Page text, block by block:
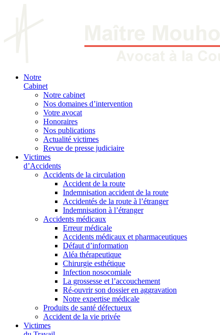
Notre
Cabinet
Notre cabinet
Nos domaines d’intervention
Votre avocat
Honoraires
Nos publications
Actualité victimes
Revue de presse judiciaire
Victimes
d’Accidents
Accidents de la circulation
Accident de la route
Indemnisation accident de la route
Accidentés de la route à l’étranger
Indemnisation à l’étranger
Accidents médicaux
Erreur médicale
Accidents médicaux et pharmaceutiques
Défaut d’information
Aléa thérapeutique
Chirurgie esthétique
Infection nosocomiale
La grossesse et l’accouchement
Ré-ouvrir son dossier en aggravation
Notre expertise médicale
Produits de santé défectueux
Accident de la vie privée
Victimes